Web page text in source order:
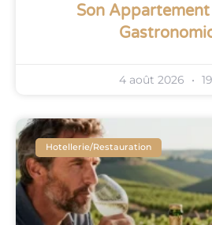
Son Appartement
4 août 2026
Hotellerie/restauration